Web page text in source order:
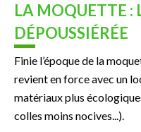
LA MOQUETTE :
DÉPOUSSIÉRÉE
Finie l’époque de la
revient en force avec un
matériaux plus
colles moins nocives...).